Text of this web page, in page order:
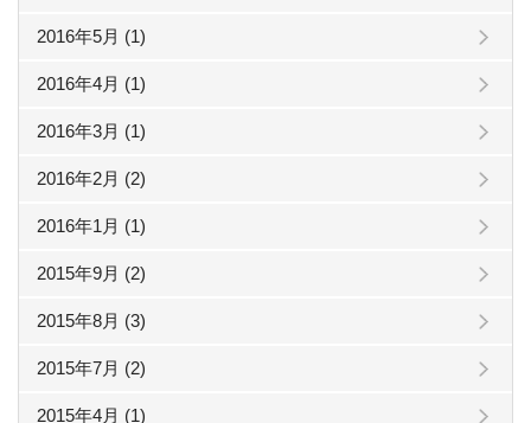
2016年5月 (1)
2016年4月 (1)
2016年3月 (1)
2016年2月 (2)
2016年1月 (1)
2015年9月 (2)
2015年8月 (3)
2015年7月 (2)
2015年4月 (1)